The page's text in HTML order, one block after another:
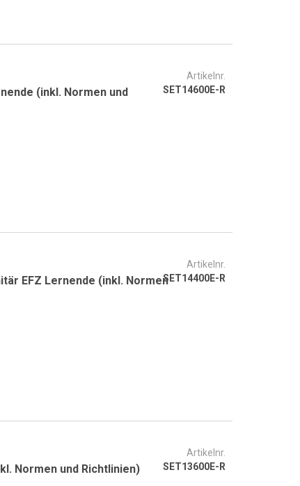
Artikelnr.
SET14600E-R
(inkl. Normen und
Artikelnr.
SET14400E-R
EFZ Lernende (inkl. Normen
Artikelnr.
SET13600E-R
Normen und Richtlinien)